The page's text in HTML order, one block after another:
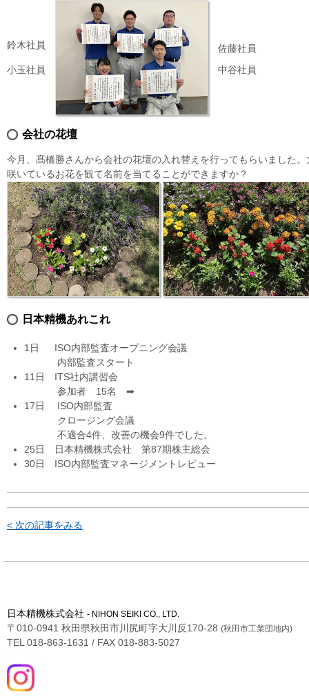
鈴木社員
小玉社員
佐藤社員
中谷社員
会社の花壇
今月、髙橋勝さんから会社の花壇の入れ替えを行ってもらいました
咲いているお花を観て名前を当てることができますか？
日本精機あれこれ
1日 ISO内部監査オープニング会議
内部監査スタート
11日 ITS社内講習会
参加者 15名 ➡
17日 ISO内部監査
クロージング会議
不適合4件、改善の機会9件でした。
25日 日本精機株式会社 第87期株主総会
30日 ISO内部監査マネージメントレビュー
< 次の記事をみる
日本精機株式会社 - NIHON SEIKI CO., LTD.
〒010-0941 秋田県秋田市川尻町字大川反170-28 (秋田市工業団地内)
TEL 018-863-1631 / FAX 018-883-5027